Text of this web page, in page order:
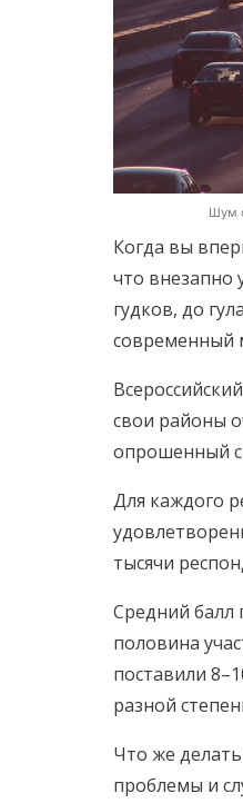
Шум
Когда вы
что
гудков, до
современный
Всероссийский
свои районы
опрошенный
Для каждого
тысячи
Средний балл
половина
поставили
разной
Что же
проблемы и